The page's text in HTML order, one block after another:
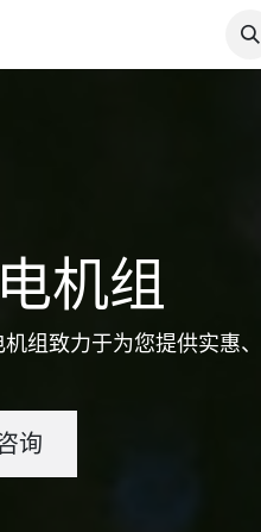
机组
组致力于为您提供实惠
询